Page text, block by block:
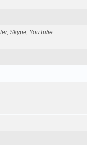
Skype, YouTube